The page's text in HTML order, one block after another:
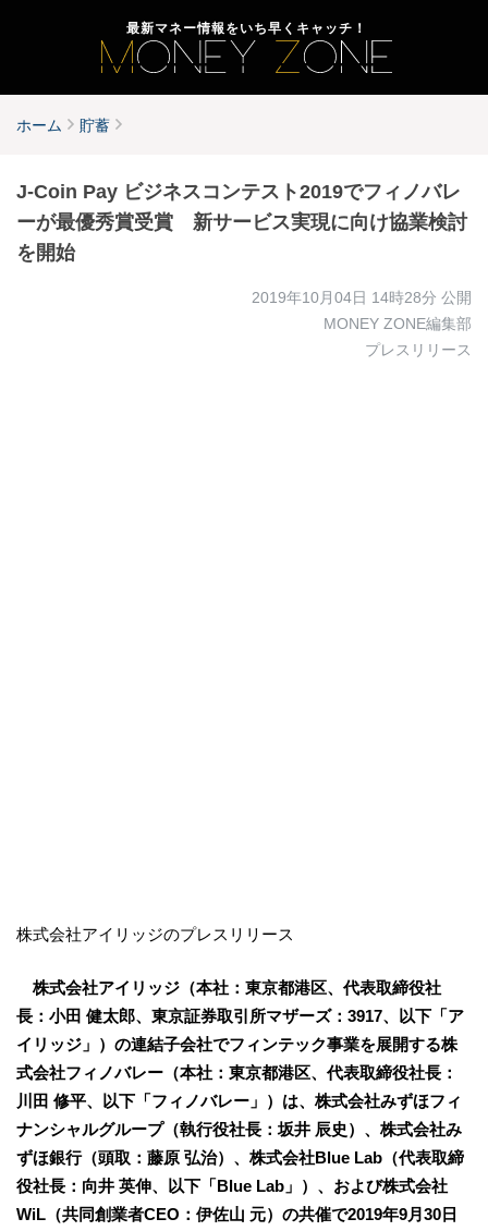
最新マネー情報をいち早くキャッチ！
ホーム 貯蓄
J-Coin Pay ビジネスコンテスト2019でフィノバレ
ーが最優秀賞受賞 新サービス実現に向け協業検討
を開始
2019年10月04日 14時28分 公開
MONEY ZONE編集部
プレスリリース
株式会社アイリッジのプレスリリース
株式会社アイリッジ（本社：東京都港区、代表取締役社
長：小田 健太郎、東京証券取引所マザーズ：3917、以下「ア
イリッジ」）の連結子会社でフィンテック事業を展開する株
式会社フィノバレー（本社：東京都港区、代表取締役社長：
川田 修平、以下「フィノバレー」）は、株式会社みずほフィ
ナンシャルグループ（執行役社長：坂井 辰史）、株式会社み
ずほ銀行（頭取：藤原 弘治）、株式会社Blue Lab（代表取締
役社長：向井 英伸、以下「Blue Lab」）、および株式会社
WiL（共同創業者CEO：伊佐山 元）の共催で2019年9月30日